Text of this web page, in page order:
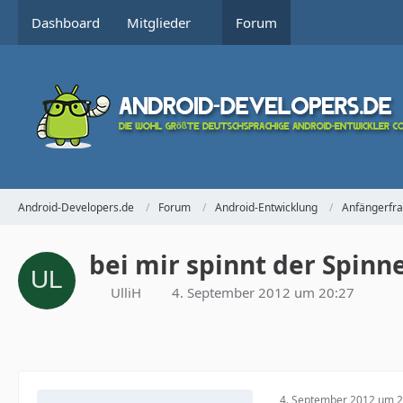
Dashboard Mitglieder Forum
Android-Developers.de Forum Android-Entwicklung
bei mir spinnt der
UlliH 4. September 2012 um 20:27
4. September 2012 um